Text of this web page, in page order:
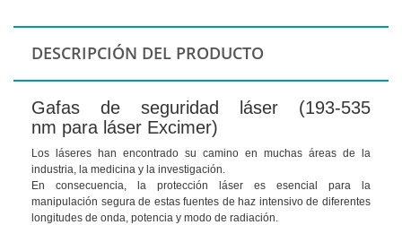
DESCRIPCIÓN DEL PRODUCTO
Gafas de seguridad láser (193-535
nm para láser Excimer)
Los láseres han encontrado su camino en muchas áreas de la
industria, la medicina y la investigación.
En consecuencia, la protección láser es esencial para la
manipulación segura de estas fuentes de haz intensivo de diferentes
longitudes de onda, potencia y modo de radiación.